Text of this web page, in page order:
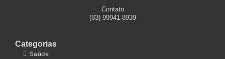
Contato
(83) 99941-8939
Categorias
Saúde